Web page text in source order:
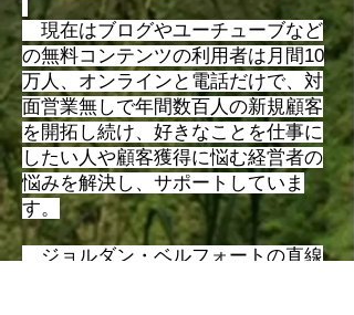
現在はブログやユーチューブなど
の無料コンテンツの利用者は月間10
万人、オンラインと電話だけで、対
面営業無しで年間数百人の新規顧客
を開拓し続け、好きなことを仕事に
したい人や顧客獲得に悩む経営者の
悩みを解決し、サポートしていま
す。
​ ジョルダン・ベルフォートの直線